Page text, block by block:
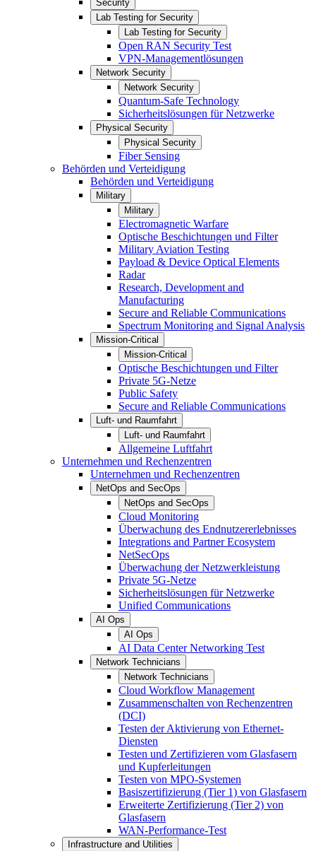
Security
Lab Testing for Security
Lab Testing for Security
Open RAN Security Test
VPN-Managementlösungen
Network Security
Network Security
Quantum-Safe Technology
Sicherheitslösungen für Netzwerke
Physical Security
Physical Security
Fiber Sensing
Behörden und Verteidigung
Behörden und Verteidigung
Military
Military
Electromagnetic Warfare
Optische Beschichtungen und Filter
Military Aviation Testing
Payload & Device Optical Elements
Radar
Research, Development and
Manufacturing
Secure and Reliable Communications
Spectrum Monitoring and Signal Analysis
Mission-Critical
Mission-Critical
Optische Beschichtungen und Filter
Private 5G-Netze
Public Safety
Secure and Reliable Communications
Luft- und Raumfahrt
Luft- und Raumfahrt
Allgemeine Luftfahrt
Unternehmen und Rechenzentren
Unternehmen und Rechenzentren
NetOps and SecOps
NetOps and SecOps
Cloud Monitoring
Überwachung des Endnutzererlebnisses
Integrations and Partner Ecosystem
NetSecOps
Überwachung der Netzwerkleistung
Private 5G-Netze
Sicherheitslösungen für Netzwerke
Unified Communications
AI Ops
AI Ops
AI Data Center Networking Test
Network Technicians
Network Technicians
Cloud Workflow Management
Zusammenschalten von Rechenzentren
(DCI)
Testen der Aktivierung von Ethernet-
Diensten
Testen und Zertifizieren vom Glasfasern
und Kupferleitungen
Testen von MPO-Systemen
Basiszertifizierung (Tier 1) von Glasfasern
Erweiterte Zertifizierung (Tier 2) von
Glasfasern
WAN-Performance-Test
Infrastructure and Utilities